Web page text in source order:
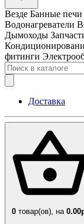
Везде Банные печи
Водонагреватели
Дымоходы
фитинги
Доставка
0 товар(ов), на